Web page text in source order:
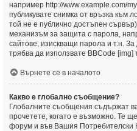
например http://www.example.com/
публикувате снимка от връзка към
той не е публично достъпен
механизъм за защита с парола,
сайтове, изискващи парола и т.н.
трябва да използвате BBCode [img]
Върнете се в началото
Какво е глобално съобщение?
Глобалните съобщения съдържат
прочетете, когато е възможно. Те
форум и във Вашия Потребителски